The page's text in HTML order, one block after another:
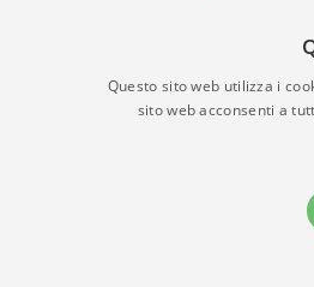
presenti su immobiliare-italia.it
della veridicità, della
Questo sito web utilizza i
sito web acconsenti a